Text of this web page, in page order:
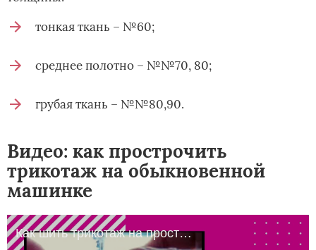
тонкая ткань – №60;
среднее полотно – №№70, 80;
грубая ткань – №№80,90.
Видео: как прострочить
трикотаж на обыкновенной
машинке
Как шить трикотаж на простой швейной машине